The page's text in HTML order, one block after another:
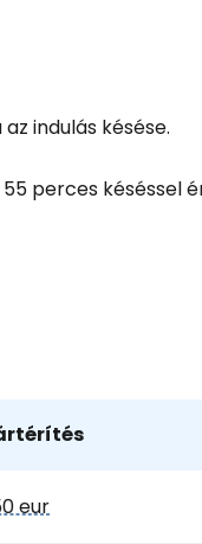
indulás késése.
perces késéssel
eur